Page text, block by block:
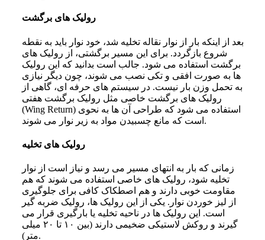
رولیک های برگشت
بعد از اینکه بار از نوار نقاله تخلیه شد، خود نوار باید به نقطه
شروع بازگردد. برای این مسیر برگشتی، از رولیک های
برگشت استفاده می شود. جالب است بدانید که این رولیک
ها به صورت افقی و تکی نصب می شوند، چون دیگر نیازی
به تحمل وزن بار نیست. در سیستم های حرفه ای، گاهی از
رولیک های برگشت خاصی مثل رولیک برگشت هفتی
(Wing Return) استفاده می شود که طراحی آن ها به نحوی
است که مانع چسبیدن مواد به زیر نوار می شوند.
رولیک های تخلیه
زمانی که بار به انتهای مسیر می رسد و نیاز است از نوار
تخلیه شود، رولیک های خاصی استفاده می شوند که هم
مقاومت خوبی دارند و هم اصطکاک کافی برای جلوگیری
از لیز خوردن نوار. یکی از این رولیک ها، رولیک ضربه گیر
است. این رولیک ها در ناحیه تخلیه یا بارگیری قرار می
گیرند و روکش لاستیکی ضخیمی دارند (بین ۱۰ تا ۲۰ میلی
متر).